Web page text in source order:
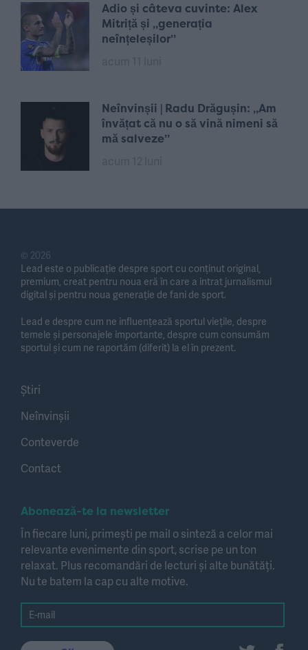
Adio și câteva cuvinte: Alex
Mitriță și „generația
neînțeleșilor”
Neînvinșii | Radu Drăgușin: „Am
învățat că nu o să vină nimeni să
mă salveze”
© 2026
Lead este o publicație despre sport cu conținut original,
premium, creat pentru noua eră în care a intrat jurnalismul
digital și pentru noua generație de fani de sport.
Lead e despre cum ne influențează sportul viețile, despre
temele și personajele importante, despre cum consumăm
sportul și cum ne raportăm (diferit) la el în prezent.
Știri
Neînvinșii
Conteverde
Contact
Abonează-te la newsletter
În fiecare luni, primești pe mail o sinteză a celor mai
relevante evenimente din sport, scrise pe un ton
relaxat. Plus recomandări de lecturi și alte bunătăți.
Nu te batem la cap cu alte motive.